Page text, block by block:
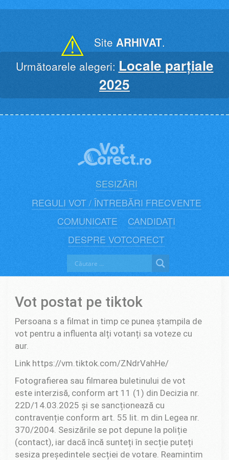
⚠ Site ARHIVAT.
Următoarele alegeri: Locale parțiale
2025
SESIZĂRI
REGULI VOT / ÎNTREBĂRI FRECVENTE
COMUNICATE
CANDIDAȚI
DESPRE VOTCORECT
Vot postat pe tiktok
Persoana s a filmat in timp ce punea ștampila de
vot pentru a influenta alți votanți sa voteze cu
aur.
Link https://vm.tiktok.com/ZNdrVahHe/
Fotografierea sau filmarea buletinului de vot
este interzisă, conform art 11 (1) din Decizia nr.
22D/14.03.2025 și se sancționează cu
contravenție conform art. 55 lit. m din Legea nr.
370/2004. Sesizările se pot depune la poliție
(contact), iar dacă încă sunteți în secție puteți
sesiza președintele secției de votare. Reamintim